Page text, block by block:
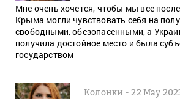
Мне очень хочется, чтобы мы все
Крыма могли чувствовать себя на
свободными, обезопасенными, а
получила достойное место и была
государством
Колонки -22 May